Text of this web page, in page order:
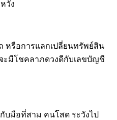
วัง
รือการแลกเปลี่ยนทรัพย์สิน
ะมีโชคลาภดวงดีกับเลขบัญชี
บมือที่สาม คนโสด ระวังไป